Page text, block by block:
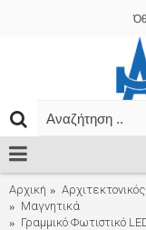
Αρχική
Μαγνητικά
Γραμμικό Φωτιστικό